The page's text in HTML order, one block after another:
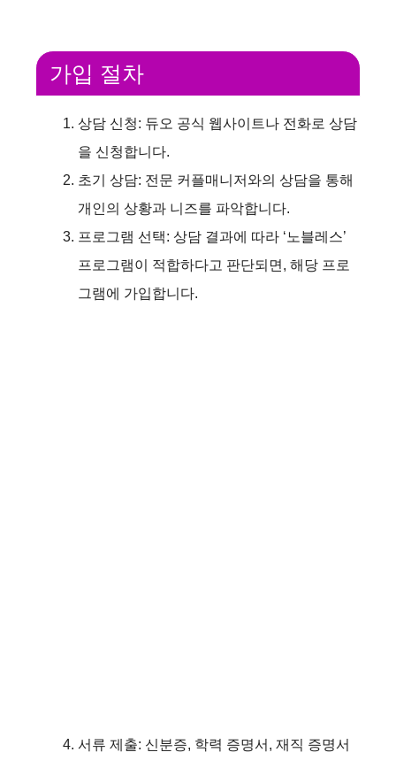
가입 절차
상담 신청: 듀오 공식 웹사이트나 전화로 상담
을 신청합니다.
초기 상담: 전문 커플매니저와의 상담을 통해
개인의 상황과 니즈를 파악합니다.
프로그램 선택: 상담 결과에 따라 ‘노블레스’
프로그램이 적합하다고 판단되면, 해당 프로
그램에 가입합니다.
서류 제출: 신분증, 학력 증명서, 재직 증명서